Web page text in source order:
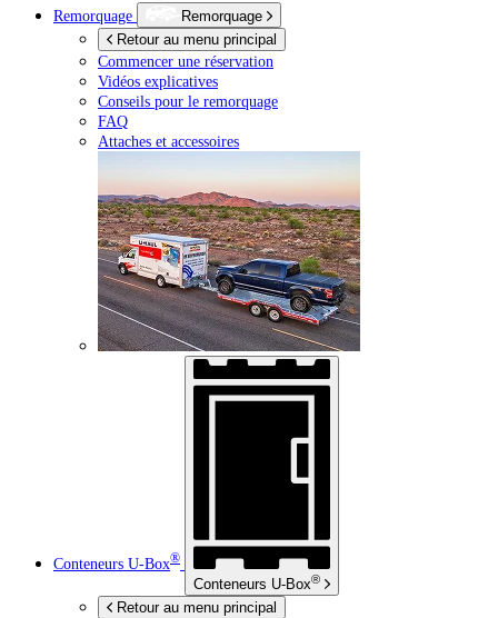
Remorquage
Remorquage
Retour au menu principal
Commencer une réservation
Vidéos explicatives
Conseils pour le remorquage
FAQ
Attaches et accessoires
Conteneurs U-Box®
Conteneurs U-Box®
Retour au menu principal